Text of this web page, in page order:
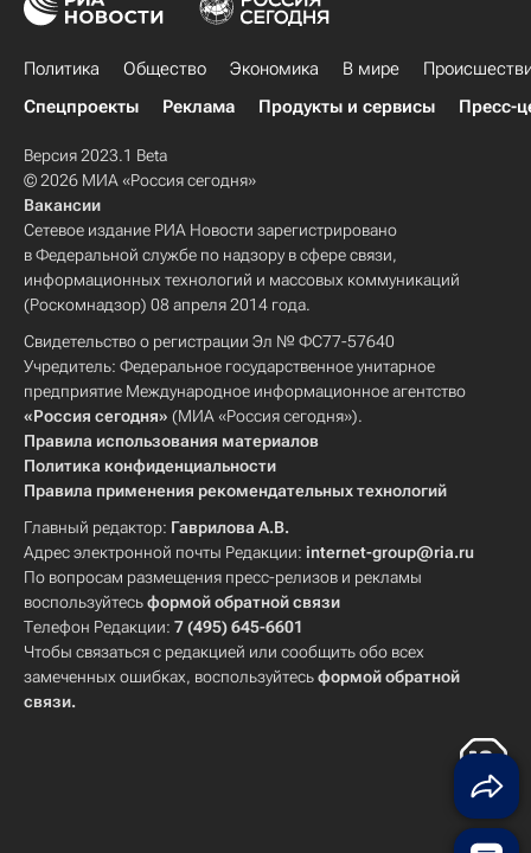
Политика Общество Экономика В мире
Спецпроекты
Реклама Продукты и сервисы Пресс-
Версия 2023.1 Beta
© 2026 МИА «Россия сегодня»
Вакансии
Сетевое издание РИА Новости зарегистрировано
в Федеральной службе по надзору в сфере связи,
информационных технологий и массовых коммуникаций
(Роскомнадзор) 08 апреля 2014 года.
Свидетельство о регистрации Эл № ФС77-57640
Учредитель: Федеральное государственное унитарное
предприятие Международное информационное агентство
«Россия сегодня» (МИА «Россия сегодня»).
Правила использования материалов
Политика конфиденциальности
Правила применения рекомендательных технологий
Главный редактор: Гаврилова А.В.
Адрес электронной почты Редакции: internet-group@ria.ru
По вопросам размещения пресс-релизов и рекламы
воспользуйтесьформой обратной связи
Телефон Редакции: 7 (495) 645-6601
Чтобы связаться с редакцией или сообщить обо всех
замеченных ошибках, воспользуйтесьформой обратной
связи.